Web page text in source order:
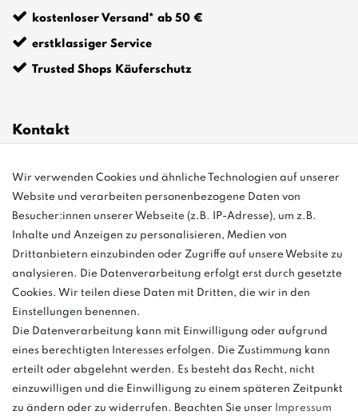
kostenloser Versand* ab 50 €
erstklassiger Service
Trusted Shops Käuferschutz
Kontakt
info@bonvenon.de
03763 4048350
Montag - Freitag, 08:00 - 16:00
Anrufe aus dem dt. Festnetz zum Ortstarif, Preise aus dem Mobilfunknetz
ggf. abweichend (abhängig vom Provider).
und
weitere.
Wir verwenden Cookies und ähnliche Technologien auf unserer
Website und verarbeiten personenbezogene Daten von
Besucher:innen unserer Webseite (z.B. IP-Adresse), um z.B.
Inhalte und Anzeigen zu personalisieren, Medien von
Drittanbietern einzubinden oder Zugriffe auf unsere Website zu
analysieren. Die Datenverarbeitung erfolgt erst durch gesetzte
Cookies. Wir teilen diese Daten mit Dritten, die wir in den
Einstellungen benennen.
Die Datenverarbeitung kann mit Einwilligung oder aufgrund
eines berechtigten Interesses erfolgen. Die Zustimmung kann
erteilt oder abgelehnt werden. Es besteht das Recht, nicht
einzuwilligen und die Einwilligung zu einem späteren Zeitpunkt
zu ändern oder zu widerrufen. Beachten Sie unser
Impressum